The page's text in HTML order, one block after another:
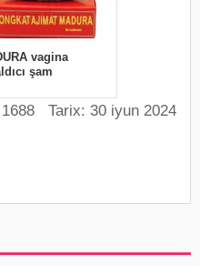
Tarix: 30 iyun 2024